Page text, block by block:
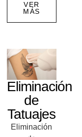
VER
MÁS
Eliminación
de
Tatuajes
Eliminación